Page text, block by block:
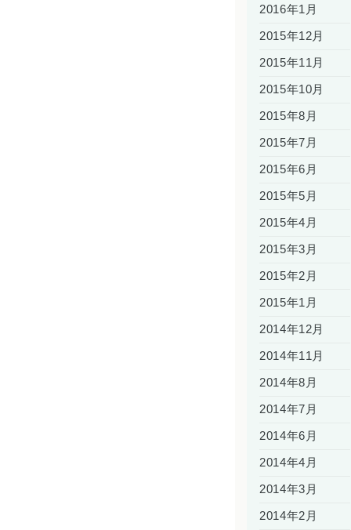
2016年1月
2015年12月
2015年11月
2015年10月
2015年8月
2015年7月
2015年6月
2015年5月
2015年4月
2015年3月
2015年2月
2015年1月
2014年12月
2014年11月
2014年8月
2014年7月
2014年6月
2014年4月
2014年3月
2014年2月